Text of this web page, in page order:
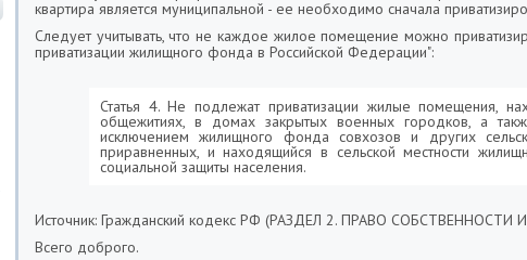
квартира является муниципальной - ее необходимо сначала
Следует учитывать, что не каждое жилое помещение можно
приватизации жилищного фонда в Российской Федерации":
Статья 4. Не подлежат приватизации жилые помещения,
общежитиях, в домах закрытых военных городков, а
исключением жилищного фонда совхозов и других
приравненных, и находящийся в сельской местности
социальной защиты населения.
Источник: Гражданский кодекс РФ (РАЗДЕЛ 2. ПРАВО
Всего доброго.